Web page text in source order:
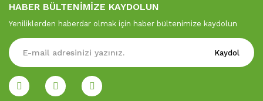
HABER BÜLTENİMİZE KAYDOLUN
Yeniliklerden haberdar olmak için haber bültenimize kaydolun
Kaydol